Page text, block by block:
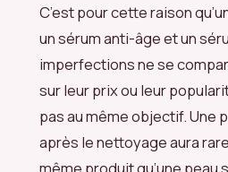
C’est pour cette raison
un sérum anti-âge et un
imperfections ne se
sur leur prix ou leur
pas au même objectif. Une
après le nettoyage aura
même produit qu’une peau